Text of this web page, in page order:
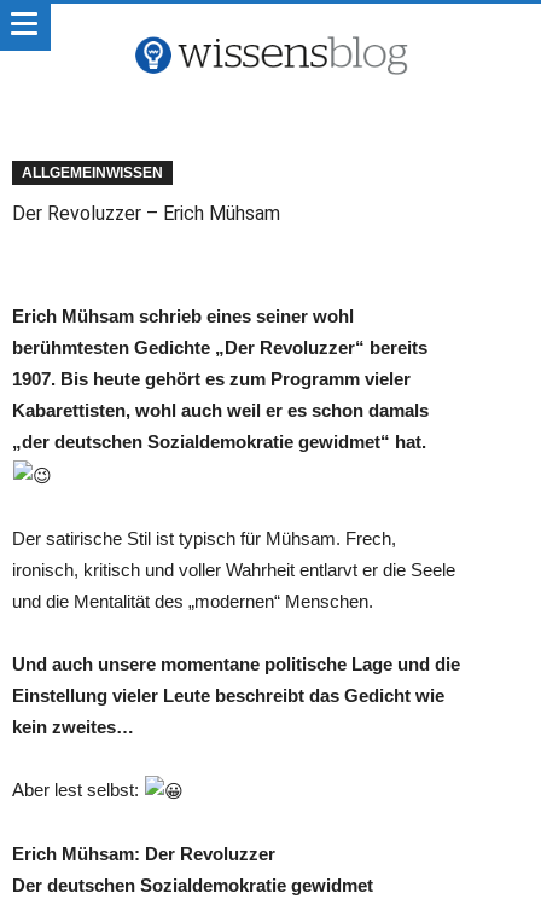
ALLGEMEINWISSEN
Der Revoluzzer – Erich Mühsam
Erich Mühsam schrieb eines seiner wohl
berühmtesten Gedichte „Der Revoluzzer“ bereits
1907. Bis heute gehört es zum Programm vieler
Kabarettisten, wohl auch weil er es schon damals
„der deutschen Sozialdemokratie gewidmet“ hat.
Der satirische Stil ist typisch für Mühsam. Frech,
ironisch, kritisch und voller Wahrheit entlarvt er die Seele
und die Mentalität des „modernen“ Menschen.
Und auch unsere momentane politische Lage und die
Einstellung vieler Leute beschreibt das Gedicht wie
kein zweites…
Aber lest selbst:
Erich Mühsam: Der Revoluzzer
Der deutschen Sozialdemokratie gewidmet